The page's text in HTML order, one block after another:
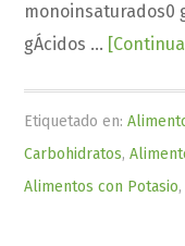
monoinsaturados0
gÁcidos …
Etiquetado en:
Carbohidratos,
Alimentos con Potasio